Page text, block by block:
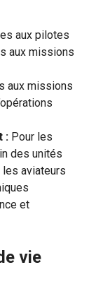
aux pilotes
aux missions
aux missions
: Pour les
des unités
les aviateurs
et
vie